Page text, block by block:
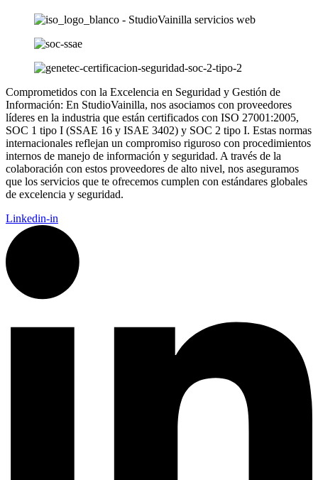
Comprometidos con la Excelencia en Seguridad y Gestión de
Información: En StudioVainilla, nos asociamos con proveedores
líderes en la industria que están certificados con ISO 27001:2005,
SOC 1 tipo I (SSAE 16 y ISAE 3402) y SOC 2 tipo I. Estas normas
internacionales reflejan un compromiso riguroso con procedimientos
internos de manejo de información y seguridad. A través de la
colaboración con estos proveedores de alto nivel, nos aseguramos
que los servicios que te ofrecemos cumplen con estándares globales
de excelencia y seguridad.
Linkedin-in